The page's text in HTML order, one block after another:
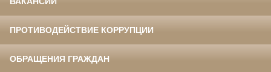
ПРОТИВОДЕЙСТВИЕ КОРРУПЦИИ
ОБРАЩЕНИЯ ГРАЖДАН